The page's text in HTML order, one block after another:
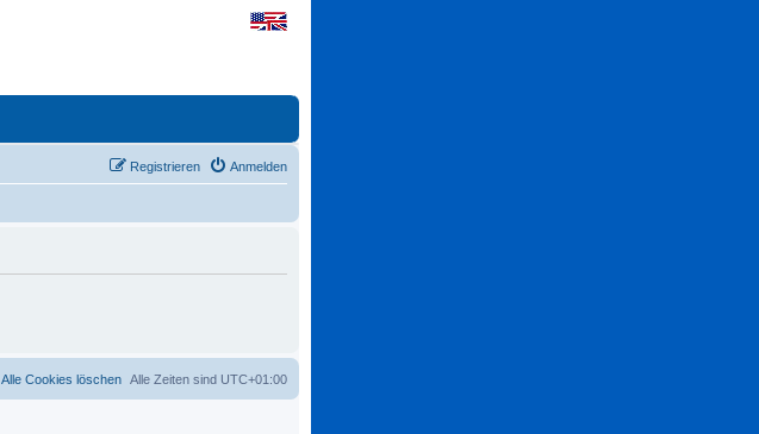
Anmelden
Registrieren
Alle Zeiten sind UTC+01:00
Alle Cookies löschen